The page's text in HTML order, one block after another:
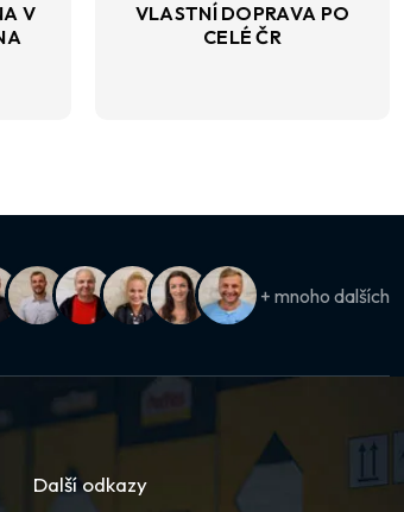
V
VLASTNÍ DOPRAVA PO
CELÉ ČR
+ mnoho dalších
Další odkazy